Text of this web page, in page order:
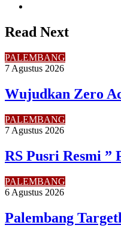
Read Next
PALEMBANG
7 Agustus 2026
Wujudkan Zero
PALEMBANG
7 Agustus 2026
RS Pusri Resmi ”
PALEMBANG
6 Agustus 2026
Palembang